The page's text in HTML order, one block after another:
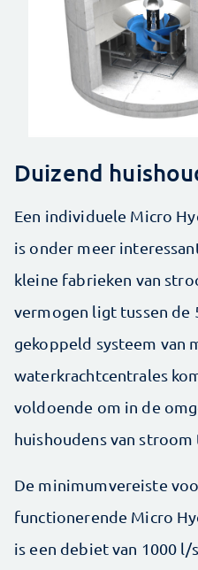
Duizend
Een individuele Micro
is onder meer
kleine ­fabrieken van
vermogen ligt tussen de
gekoppeld systeem van
waterkrachtcentrales
voldoende om in de
huishoudens van
De minimumvereiste
functionerende Micro
is een debiet van 1000